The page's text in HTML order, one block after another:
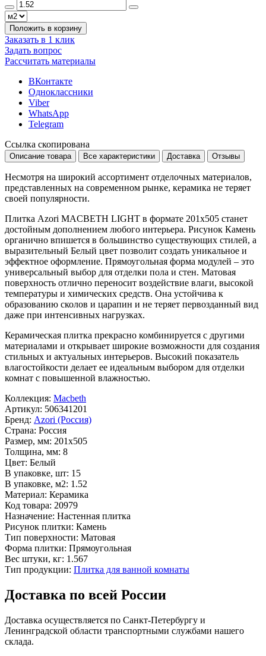
Положить в корзину
Заказать в 1 клик
Задать вопрос
Рассчитать материалы
ВКонтакте
Одноклассники
Viber
WhatsApp
Telegram
Ссылка скопирована
Описание товара Все характеристики Доставка Отзывы
Несмотря на широкий ассортимент отделочных материалов,
представленных на современном рынке, керамика не теряет
своей популярности.
Плитка Azori MACBETH LIGHT в формате 201x505 станет
достойным дополнением любого интерьера. Рисунок Камень
органично впишется в большинство существующих стилей, а
выразительный Белый цвет позволит создать уникальное и
эффектное оформление. Прямоугольная форма модулей – это
универсальный выбор для отделки пола и стен. Матовая
поверхность отлично переносит воздействие влаги, высокой
температуры и химических средств. Она устойчива к
образованию сколов и царапин и не теряет первозданный вид
даже при интенсивных нагрузках.
Керамическая плитка прекрасно комбинируется с другими
материалами и открывает широкие возможности для создания
стильных и актуальных интерьеров. Высокий показатель
влагостойкости делает ее идеальным выбором для отделки
комнат с повышенной влажностью.
Коллекция: Macbeth
Артикул: 506341201
Бренд: Azori (Россия)
Страна: Россия
Размер, мм: 201x505
Толщина, мм: 8
Цвет: Белый
В упаковке, шт: 15
В упаковке, м2: 1.52
Материал: Керамика
Код товара: 20979
Назначение: Настенная плитка
Рисунок плитки: Камень
Тип поверхности: Матовая
Форма плитки: Прямоугольная
Вес штуки, кг: 1.567
Тип продукции: Плитка для ванной комнаты
Доставка по всей России
Доставка осуществляется по Санкт-Петербургу и
Ленинградской области транспортными службами нашего
склада.